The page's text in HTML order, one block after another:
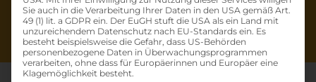
Sie auch in die Verarbeitung Ihrer Daten in den USA gemäß Art.
49 (1) lit. a GDPR ein. Der EuGH stuft die USA als ein Land mit
unzureichendem Datenschutz nach EU-Standards ein. Es
besteht beispielsweise die Gefahr, dass US-Behörden
personenbezogene Daten in Überwachungsprogrammen
verarbeiten, ohne dass für Europäerinnen und Europäer eine
Klagemöglichkeit besteht.